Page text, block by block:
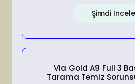
Şimdi İncele
Via Gold A9 Full 3
Tarama Temiz